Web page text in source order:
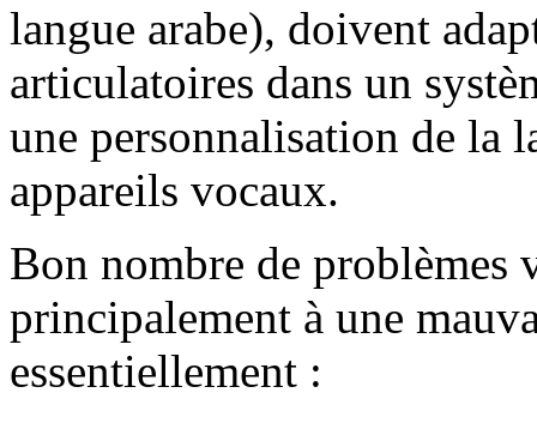
langue arabe), doivent
articulatoires dans un
une personnalisation de la
appareils vocaux.
Bon nombre de problèmes
principalement à une
essentiellement :